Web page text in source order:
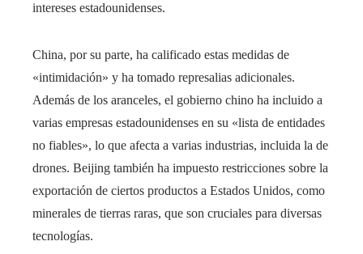
intereses estadounidenses.
China, por su parte, ha calificado estas medidas de
«intimidación» y ha tomado represalias adicionales.
Además de los aranceles, el gobierno chino ha incluido a
varias empresas estadounidenses en su «lista de entidades
no fiables», lo que afecta a varias industrias, incluida la de
drones. Beijing también ha impuesto restricciones sobre la
exportación de ciertos productos a Estados Unidos, como
minerales de tierras raras, que son cruciales para diversas
tecnologías.